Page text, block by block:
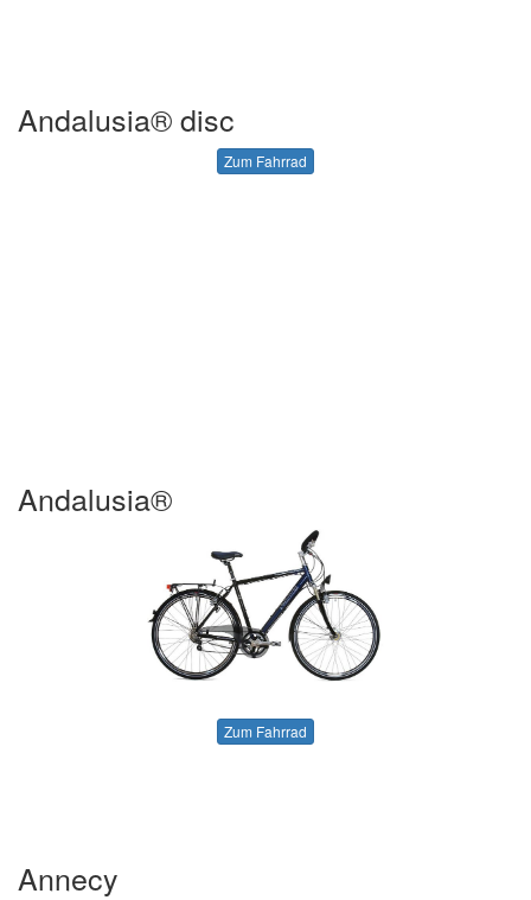
Andalusia® disc
Zum Fahrrad
Andalusia®
Zum Fahrrad
Annecy